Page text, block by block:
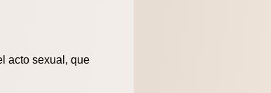
acto sexual, que